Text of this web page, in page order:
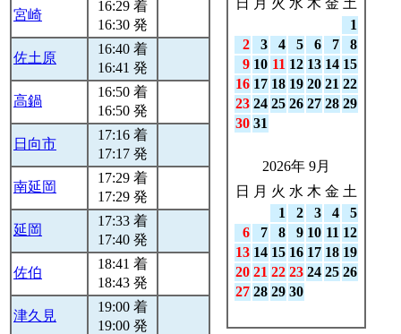
宮崎
16:29 着
16:30 発
佐土原
16:40 着
16:41 発
高鍋
16:50 着
16:50 発
日向市
17:16 着
17:17 発
南延岡
17:29 着
17:29 発
延岡
17:33 着
17:40 発
佐伯
18:41 着
18:43 発
津久見
19:00 着
19:00 発
日
月 火 水 木 金 土
1
2
3 4 5 6 7
8
9 10 11 12 13 14 15
16 17 18 19 20 21 22
23 24 25 26 27 28 29
30 31
2026年 9月
日
月 火 水 木 金 土
1
2 3 4
5
6
7 8 9 10 11 12
13 14 15 16 17 18 19
20 21 22 23 24 25 26
27 28 29 30